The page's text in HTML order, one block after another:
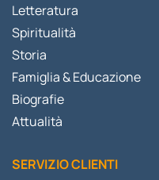
Letteratura
Spiritualità
Storia
Famiglia & Educazione
Biografie
Attualità
SERVIZIO CLIENTI